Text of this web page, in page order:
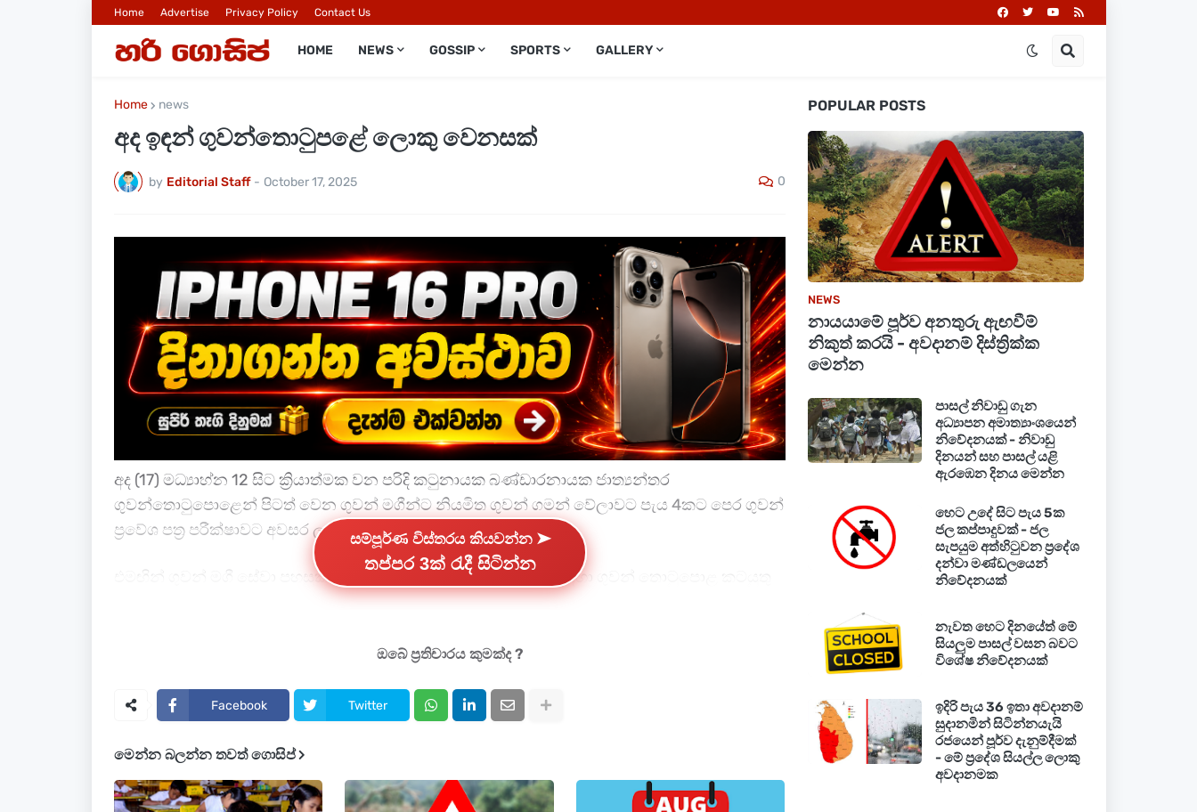
Home Advertise Privacy Policy Contact Us
HOME NEWS GOSSIP SPORTS GALLERY
Home news
අද ඉඳන් ගුවන්තොටුපළේ ලොකු වෙනසක්
by Editorial Staff - October 17, 2025 0
අද (17) මධ්‍යාහ්න 12 සිට ක්‍රියාත්මක වන පරිදි කටුනායක බණ්ඩාරනායක ජාත්‍යන්තර
ගුවන්තොටුපොළෙන් පිටත් වෙන ගුවන් මගීන්ට නියමිත ගුවන් ගමන් වේලාවට පැය 4කට පෙර ගුවන්
ප්‍රවේශ පත්‍ර පරීක්ෂාවට අවසර ලබාදී තිබේ.
එමඟින් ගුවන් මගී සේවා පහසුකම් වැඩිදියුණු කිරීම හා ගුවන් මගීන් සඳහා ගුවන් තොටුපොළ කටයුතු
පහසු කිරීම මෙමඟින් අපේක්ෂා කෙරේ.
මීට පෙර මෙම කාලසීමාව පැවතුණේ පැය 3කට පෙරය.
සම්පූර්ණ විස්තරය කියවන්න ➤
තප්පර 3ක් රැදී සිටින්න
ඔබේ ප්‍රතිචාරය කුමක්ද ?
Facebook Twitter
මෙන්න බලන්න තවත් ගොසිප්
POPULAR POSTS
NEWS
නායයාමේ පූර්ව අනතුරු ඇඟවීම්
නිකුත් කරයි - අවදානම් දිස්ත්‍රික්ක
මෙන්න
පාසල් නිවාඩු ගැන
අධ්‍යාපන අමාත්‍යාංශයෙන්
නිවේදනයක් - නිවාඩු
දිනයන් සහ පාසල් යළි
ඇරඹෙන දිනය මෙන්න
හෙට උදේ සිට පැය 5ක
ජල කප්පාදුවක් - ජල
සැපයුම අත්හිටුවන ප්‍රදේශ
දන්වා මණ්ඩලයෙන්
නිවේදනයක්
නැවත හෙට දිනයේත් මේ
සියලුම පාසල් වසන බවට
විශේෂ නිවේදනයක්
ඉදිරි පැය 36 ඉතා අවදානම්
සුදානමින් සිටින්නයැයි
රජයෙන් පූර්ව දැනුම්දීමක්
- මේ ප්‍රදේශ සියල්ල ලොකු
අවදානමක